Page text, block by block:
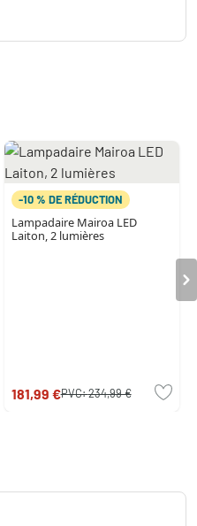
-10 % DE RÉDUCTION
Lampadaire Mairoa LED
Laiton, 2 lumières
181,99 €PVC:234,99 €